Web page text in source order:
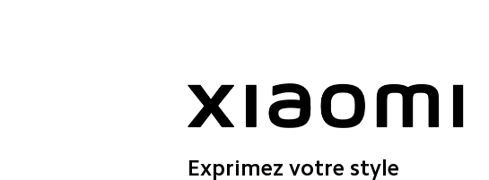
Exprimez votre style